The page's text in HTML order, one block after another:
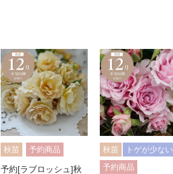
秋苗 予約商品
予約[ラブロッシュ]秋
秋苗
トゲが少ない
予約商品